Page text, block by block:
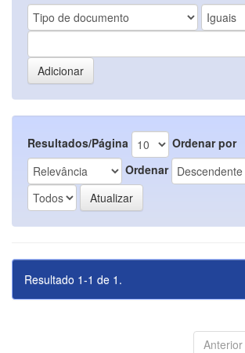
Resultados/Página
Ordenar por
Ordenar
Resultado 1-1 de 1.
Anterior